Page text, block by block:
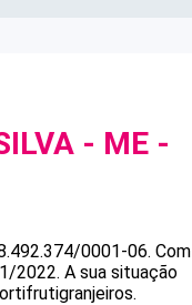
- ME -
0001-06. Com
2022. A sua situação